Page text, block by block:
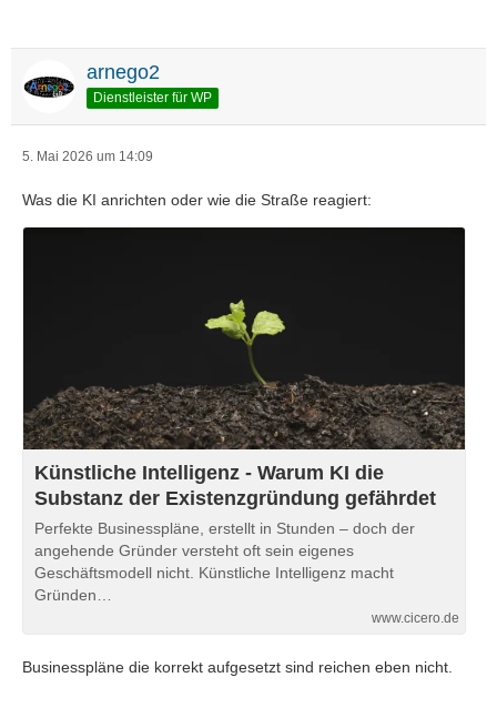
arnego2
Dienstleister für WP
5. Mai 2026 um 14:09
Was die KI anrichten oder wie die Straße reagiert:
Künstliche Intelligenz - Warum KI die
Substanz der Existenzgründung gefährdet
Perfekte Businesspläne, erstellt in Stunden – doch der
angehende Gründer versteht oft sein eigenes
Geschäftsmodell nicht. Künstliche Intelligenz macht
Gründen…
www.cicero.de
Businesspläne die korrekt aufgesetzt sind reichen eben nicht.